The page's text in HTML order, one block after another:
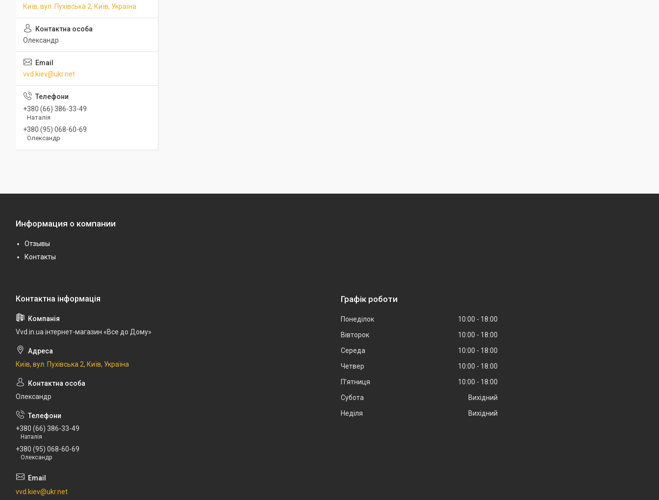
Київ, вул. Пухівська 2, Київ, Україна
Олександр
vvd.kiev@ukr.net
+380 (66) 386-33-49
Наталія
+380 (95) 068-60-69
Олександр
Информация о компании
Отзывы
Контакты
Vvd.in.ua інтернет-магазин «Все до Дому»
Київ, вул. Пухівська 2, Київ, Україна
Олександр
+380 (66) 386-33-49
Наталія
+380 (95) 068-60-69
Олександр
vvd.kiev@ukr.net
Графік роботи
Понеділок 10:00
18:00
Вівторок
10:00
18:00
Середа
10:00
18:00
Четвер
10:00
18:00
Пʼятниця
10:00
18:00
Субота
Вихідний
Неділя
Вихідний